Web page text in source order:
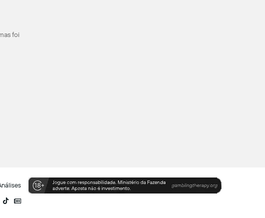
foi
TikTokSiga-